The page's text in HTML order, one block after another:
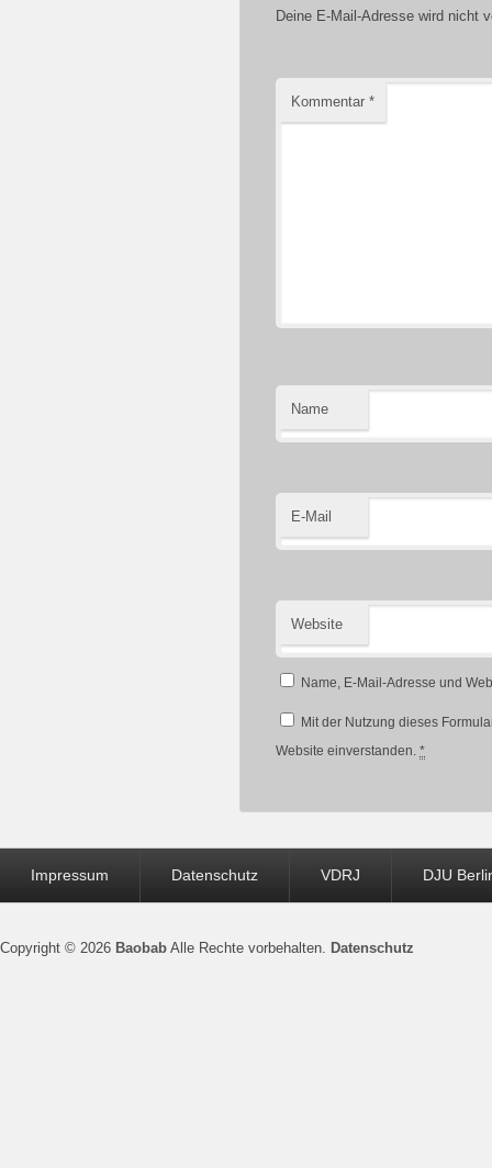
Deine E-Mail-Adresse wird nicht
Kommentar *
Name
E-Mail
Website
Name, E-Mail-Adresse und
Mit der Nutzung dieses
Website einverstanden. *
MenüImpressum Datenschutz VDRJ DJU
Copyright © 2026 Baobab Alle Rechte vorbehalten. Datenschutz